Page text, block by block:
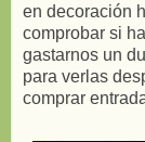
en decoración
comprobar si
gastarnos un
para verlas
comprar